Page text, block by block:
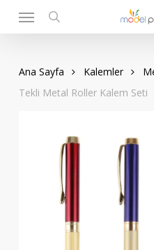
search
Menu
Ana Sayfa Kalemler
Tekli Metal Roller Kalem Seti